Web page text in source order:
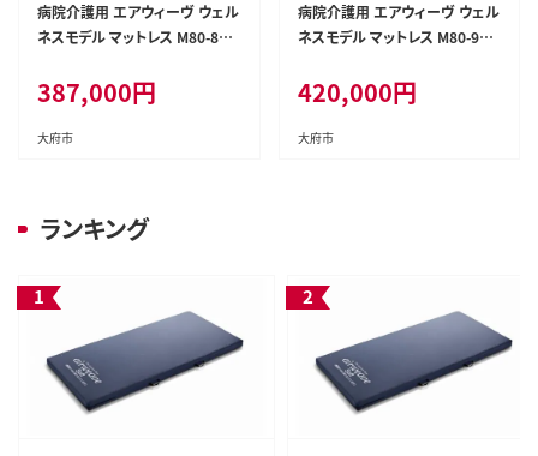
病院介護用 エアウィーヴ ウェル
ネスモデル マットレス M80-83R
387,000円
大府市
病院介護用 エアウィーヴ ウェル
ネスモデル マットレス M80-91R
420,000円
大府市
ランキング